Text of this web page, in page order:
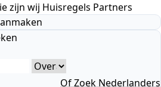
zijn wij Huisregels Partners
Of Zoek Nederlanders